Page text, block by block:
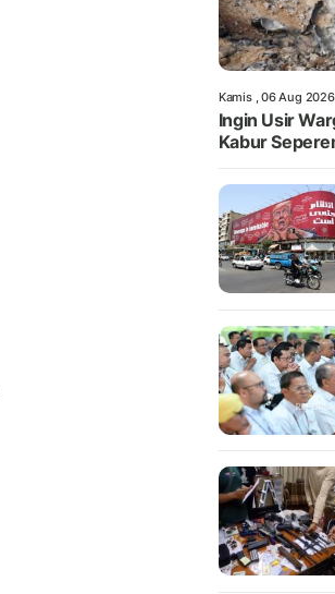
Kamis , 06 Aug
Ingin Usir
Kabur